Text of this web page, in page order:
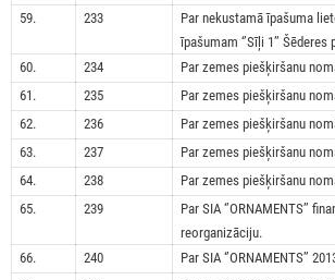
59.
233
Par nekustamā īpašuma
īpašumam ‘’Sīļi 1’’
60.
234
Par zemes piešķiršanu
61.
235
Par zemes piešķiršanu
62.
236
Par zemes piešķiršanu
63.
237
Par zemes piešķiršanu
64.
238
Par zemes piešķiršanu
65.
239
Par SIA ‘’ORNAMENTS’’
reorganizāciju.
66.
240
Par SIA ‘’ORNAMENTS’’